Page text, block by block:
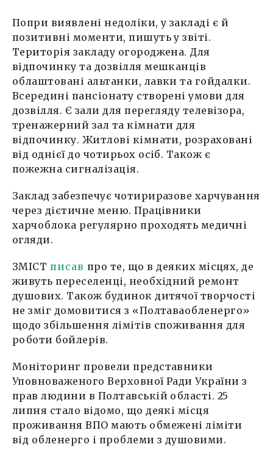
Попри виявлені недоліки, у закладі є й
позитивні моменти, пишуть у звіті.
Територія закладу огороджена. Для
відпочинку та дозвілля мешканців
облаштовані альтанки, лавки та гойдалки.
Всередині пансіонату створені умови для
дозвілля. Є зали для перегляду телевізора,
тренажерний зал та кімнати для
відпочинку. Житлові кімнати, розраховані
від однієї до чотирьох осіб. Також є
пожежна сигналізація.
Заклад забезпечує чотириразове харчування
через дієтичне меню. Працівники
харчоблока регулярно проходять медичні
огляди.
ЗМІСТ писав про те, що в деяких місцях, де
живуть переселенці, необхідний ремонт
душових. Також будинок дитячої творчості
не зміг домовитися з «Полтаваобленерго»
щодо збільшення лімітів споживання для
роботи бойлерів.
Моніторинг провели представники
Уповноваженого Верховної Ради України з
прав людини в Полтавській області. 25
липня стало відомо, що деякі місця
проживання ВПО мають обмежені ліміти
від обленерго і проблеми з душовими.